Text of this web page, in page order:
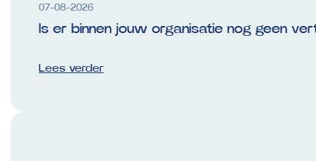
07-08-2026
Is er binnen jouw organisatie nog geen
Lees verder